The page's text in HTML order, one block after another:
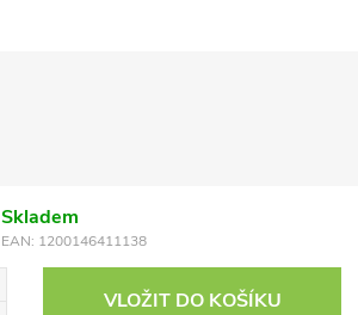
Skladem
EAN: 1200146411138
VLOŽIT DO KOŠÍKU